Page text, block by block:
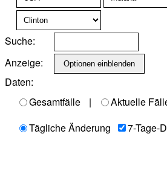
Suche:
Anzeige:
Daten:
Gesamtfälle
| Aktuelle
Tägliche Änderung
7-Tage-